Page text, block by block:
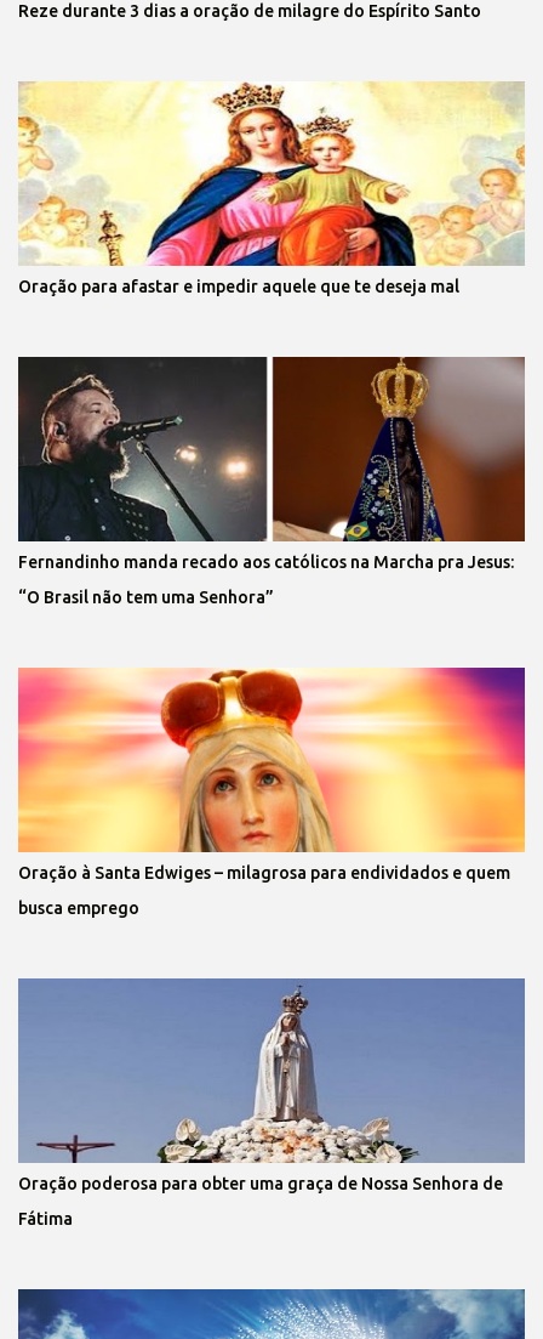
Reze durante 3 dias a oração de milagre do Espírito Santo
Oração para afastar e impedir aquele que te deseja mal
Fernandinho manda recado aos católicos na Marcha pra Jesus:
“O Brasil não tem uma Senhora”
Oração à Santa Edwiges – milagrosa para endividados e quem
busca emprego
Oração poderosa para obter uma graça de Nossa Senhora de
Fátima